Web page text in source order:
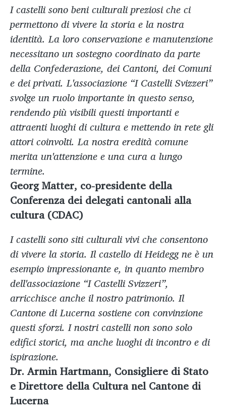
I castelli sono beni culturali preziosi che ci
permettono di vivere la storia e la nostra
identità. La loro conservazione e manutenzione
necessitano un sostegno coordinato da parte
della Confederazione, dei Cantoni, dei Comuni
e dei privati. L'associazione “I Castelli Svizzeri”
svolge un ruolo importante in questo senso,
rendendo più visibili questi importanti e
attraenti luoghi di cultura e mettendo in rete gli
attori coinvolti. La nostra eredità comune
merita un'attenzione e una cura a lungo
termine.
Georg Matter, co-presidente della
Conferenza dei delegati cantonali alla
cultura (CDAC)
I castelli sono siti culturali vivi che consentono
di vivere la storia. Il castello di Heidegg ne è un
esempio impressionante e, in quanto membro
dell'associazione “I Castelli Svizzeri”,
arricchisce anche il nostro patrimonio. Il
Cantone di Lucerna sostiene con convinzione
questi sforzi. I nostri castelli non sono solo
edifici storici, ma anche luoghi di incontro e di
ispirazione.
Dr. Armin Hartmann, Consigliere di Stato
e Direttore della Cultura nel Cantone di
Lucerna